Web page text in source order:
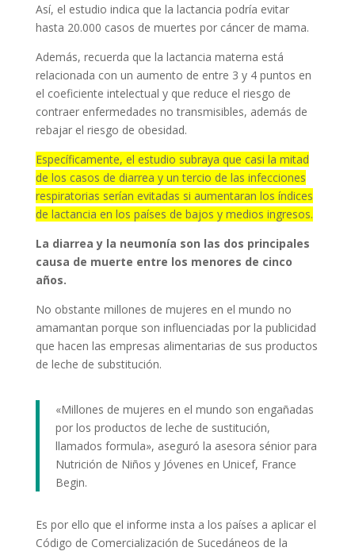
Así, el estudio indica que la lactancia podría evitar
hasta 20.000 casos de muertes por cáncer de mama.
Además, recuerda que la lactancia materna está
relacionada con un aumento de entre 3 y 4 puntos en
el coeficiente intelectual y que reduce el riesgo de
contraer enfermedades no transmisibles, además de
rebajar el riesgo de obesidad.
Específicamente, el estudio subraya que casi la mitad
de los casos de diarrea y un tercio de las infecciones
respiratorias serían evitadas si aumentaran los índices
de lactancia en los países de bajos y medios ingresos.
La diarrea y la neumonía son las dos principales
causa de muerte entre los menores de cinco
años.
No obstante millones de mujeres en el mundo no
amamantan porque son influenciadas por la publicidad
que hacen las empresas alimentarias de sus productos
de leche de substitución.
«Millones de mujeres en el mundo son engañadas
por los productos de leche de sustitución,
llamados formula», aseguró la asesora sénior para
Nutrición de Niños y Jóvenes en Unicef, France
Begin.
Es por ello que el informe insta a los países a aplicar el
Código de Comercialización de Sucedáneos de la